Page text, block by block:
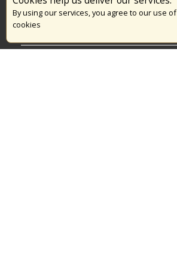
By using our services, you agree to our use of
cookies
Το Πυροσβεστικό Σώμα